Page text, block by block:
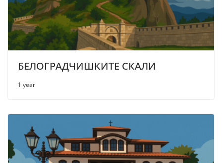
БЕЛОГРАДЧИШКИТЕ СКАЛИ
1 year